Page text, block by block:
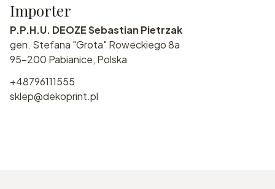
Importer
P.P.H.U. DEOZE Sebastian Pietrzak
gen. Stefana "Grota" Roweckiego 8a
95-200 Pabianice, Polska
+48796111555
sklep@dekoprint.pl